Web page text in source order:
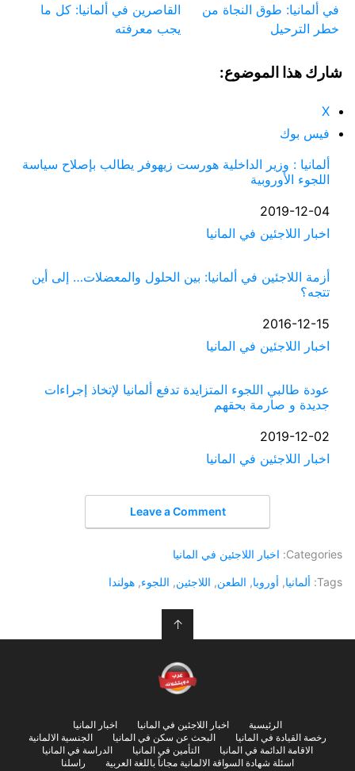
في ألمانيا: طوق النجاة من
خطر الترحيل
القاصرين في ألمانيا: كل ما
يجب معرفته
شارك هذا الموضوع:
X
فيس بوك
ألمانيا : وزير الداخلية هورست زيهوفر يطالب بإصلاح سياسة
اللجوء الأوروبية
التاريخ
2019-12-04
في ما يتعلق بما يأتي
اخبار اللاجئين في المانيا
أزمة اللاجئين في ألمانيا: بين الحلول والمعضلات… إلى أين
تتجه؟
التاريخ
2016-12-15
في ما يتعلق بما يأتي
اخبار اللاجئين في المانيا
عودة طالبي اللجوء المتزايدة تدفع ألمانيا لإتخاذ إجراءات
جديدة و صارمة بحقهم
التاريخ
2019-12-02
في ما يتعلق بما يأتي
اخبار اللاجئين في المانيا
Leave a Comment
Categories: اخبار اللاجئين في المانيا
Tags: ألمانيا, أوروبا, الطعن, اللاجئين, اللجوء, هولندا
↑
الرئيسية اخبار اللاجئين في المانيا
اخبار المانيا
رخصة القيادة في المانيا
البحث عن سكن في المانيا
الجنسية الالمانية
الاقامة الدائمة في المانيا
التأمين في المانيا
الدراسة في المانيا
اسئلة شهادة السواقة الالمانية مجاناً باللغة العربية
راسلنا